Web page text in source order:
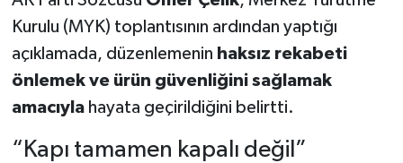
Kurulu (MYK) toplantısının ardından yaptığı
açıklamada, düzenlemenin haksız rekabeti
önlemek ve ürün güvenliğini sağlamak
amacıylahayata geçirildiğini belirtti.
“Kapı tamamen kapalı değil”